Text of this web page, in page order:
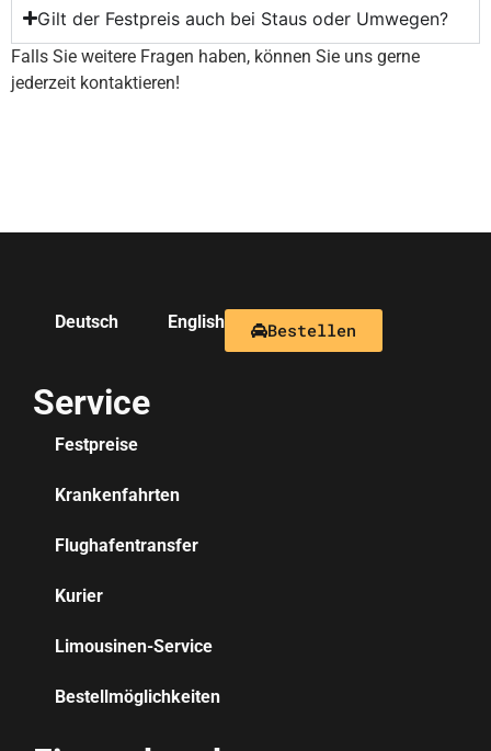
Gilt der Festpreis auch bei Staus oder Umwegen?
Falls Sie weitere Fragen haben, können Sie uns gerne
jederzeit kontaktieren!
Deutsch English Bestellen
Service
Festpreise
Krankenfahrten
Flughafentransfer
Kurier
Limousinen-Service
Bestellmöglichkeiten